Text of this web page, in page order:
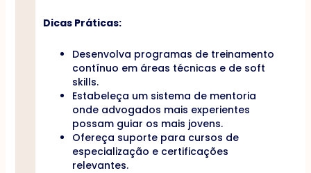
Dicas Práticas:
Desenvolva programas de treinamento
contínuo em áreas técnicas e de soft
skills.
Estabeleça um sistema de mentoria
onde advogados mais experientes
possam guiar os mais jovens.
Ofereça suporte para cursos de
especialização e certificações
relevantes.